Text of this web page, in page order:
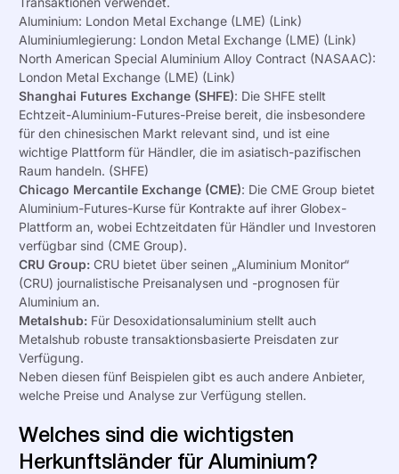
Aluminium: London Metal Exchange (LME) (Link)
Aluminiumlegierung: London Metal Exchange (LME) (Link)
North American Special Aluminium Alloy Contract (NASAAC):
London Metal Exchange (LME) (Link)
Shanghai Futures Exchange (SHFE): Die SHFE stellt
Echtzeit-Aluminium-Futures-Preise bereit, die insbesondere
für den chinesischen Markt relevant sind, und ist eine
wichtige Plattform für Händler, die im asiatisch-pazifischen
Raum handeln. (SHFE)
Chicago Mercantile Exchange (CME): Die CME Group bietet
Aluminium-Futures-Kurse für Kontrakte auf ihrer Globex-
Plattform an, wobei Echtzeitdaten für Händler und Investoren
verfügbar sind (CME Group).
CRU Group: CRU bietet über seinen „Aluminium Monitor“
(CRU) journalistische Preisanalysen und -prognosen für
Aluminium an.
Metalshub: Für Desoxidationsaluminium stellt auch
Metalshub robuste transaktionsbasierte Preisdaten zur
Verfügung.
Neben diesen fünf Beispielen gibt es auch andere Anbieter,
welche Preise und Analyse zur Verfügung stellen.
Welches sind die wichtigsten
Herkunftsländer für Aluminium?